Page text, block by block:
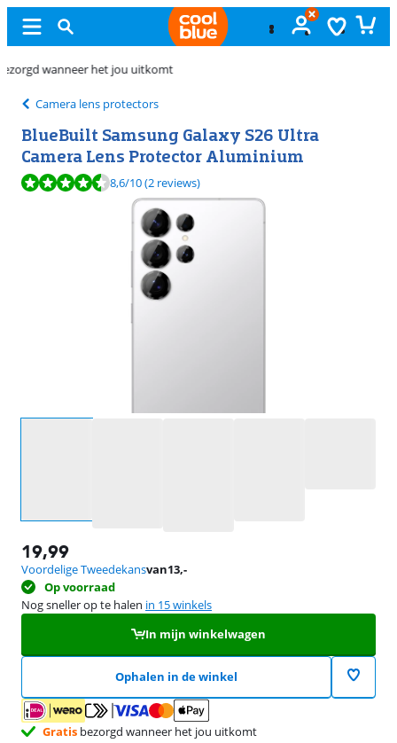
Camera lens protectors
BlueBuilt Samsung Galaxy S26 Ultra
Camera Lens Protector Aluminium
Beoordeling is 8,6 van de 10, gebaseerd op 2 reviews.
8,6/10(2 reviews)
19,99
Voordelige Tweedekansvan13,-
Op voorraad
Nog sneller op te halen in 15 winkels
In mijn winkelwagen
Ophalen in de winkel
Gratis bezorgd wanneer het jou uitkomt